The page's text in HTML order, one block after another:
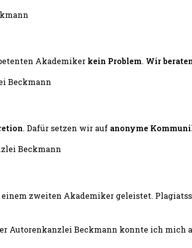
Akademiker kein Problem. Wir
. Dafür setzen wir auf anonyme
zweiten Akademiker geleistet.
Autorenkanzlei Beckmann konnte ich mich